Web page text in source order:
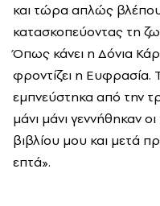
και τώρα απλώς
κατασκοπεύοντας τη
Όπως κάνει η Δόνια
φροντίζει η Ευφρασία.
εμπνεύστηκα από την
μάνι μάνι γεννήθηκαν
βιβλίου μου και μετά
επτά».